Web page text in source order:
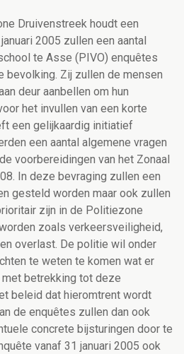
Druivenstreek houdt een
2005 zullen een aantal
te Asse (PIVO) enquêtes
bevolking. Zij zullen de mensen
deur aanbellen om hun
het invullen van een korte
een gelijkaardig initiatief
een aantal algemene vragen
voorbereidingen van het Zonaal
In deze bevraging zullen een
gesteld worden maar ook zullen
zijn in de Politiezone
zoals verkeersveiligheid,
overlast. De politie wil onder
te weten te komen wat er
betrekking tot deze
beleid dat hieromtrent wordt
de enquêtes zullen dan ook
concrete bijsturingen door te
vanaf 31 januari 2005 ook